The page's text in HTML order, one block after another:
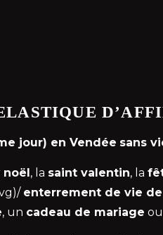
jour) en Vendée sans
noël, la saint valentin, la
enterrement de vie
, un cadeau de mariage